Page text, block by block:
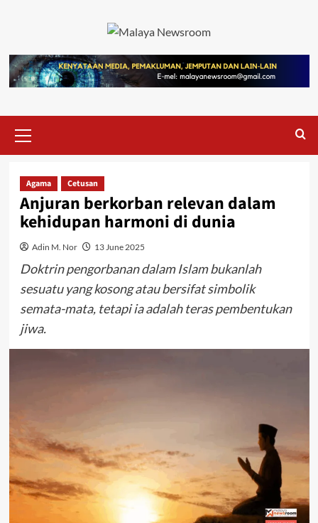
Agama Cetusan
Anjuran berkorban relevan dalam
kehidupan harmoni di dunia
Adin M. Nor 13 June 2025
Doktrin pengorbanan dalam Islam bukanlah
sesuatu yang kosong atau bersifat simbolik
semata-mata, tetapi ia adalah teras pembentukan
jiwa.